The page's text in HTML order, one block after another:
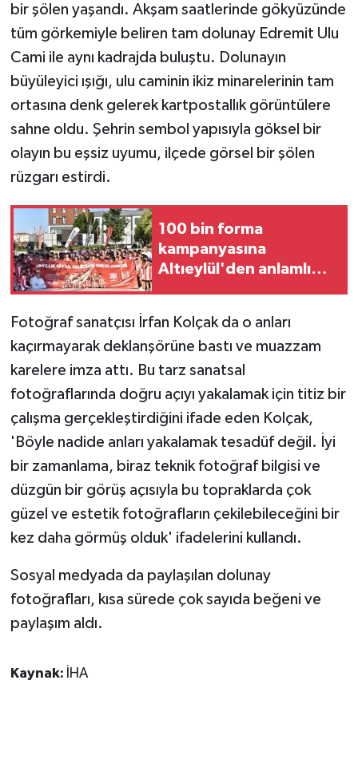
bir şölen yaşandı. Akşam saatlerinde gökyüzünde
tüm görkemiyle beliren tam dolunay Edremit Ulu
Cami ile aynı kadrajda buluştu. Dolunayın
büyüleyici ışığı, ulu caminin ikiz minarelerinin tam
ortasına denk gelerek kartpostallık görüntülere
sahne oldu. Şehrin sembol yapısıyla göksel bir
olayın bu eşsiz uyumu, ilçede görsel bir şölen
rüzgarı estirdi.
100 bin forma
kampanyasına
Altıeylül'den anlamlı
Fotoğraf sanatçısı İrfan Kolçak da o anları
kaçırmayarak deklanşörüne bastı ve muazzam
karelere imza attı. Bu tarz sanatsal
fotoğraflarında doğru açıyı yakalamak için titiz bir
çalışma gerçekleştirdiğini ifade eden Kolçak,
'Böyle nadide anları yakalamak tesadüf değil. İyi
bir zamanlama, biraz teknik fotoğraf bilgisi ve
düzgün bir görüş açısıyla bu topraklarda çok
güzel ve estetik fotoğrafların çekilebileceğini bir
kez daha görmüş olduk' ifadelerini kullandı.
Sosyal medyada da paylaşılan dolunay
fotoğrafları, kısa sürede çok sayıda beğeni ve
paylaşım aldı.
Kaynak: İHA
Jandarma
Kadın
KÜLTÜR SANAT
MAGAZİN
POLİTİKA
Sağlık
SİYASET
SPOR HABERLERİ
TEKNOLOJİ
Turizm
YAŞAM
Yerel Haberler